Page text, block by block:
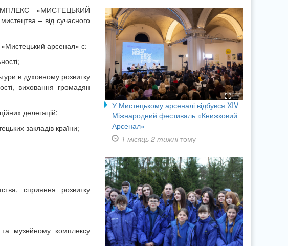
«МИСТЕЦЬКИЙ
– від сучасного
арсенал» є:
в духовному розвитку
виховання громадян
делегацій;
закладів країни;
сприяння розвитку
музейному комплексу
У Мистецькому арсеналі відбувся XIV
Міжнародний фестиваль «Книжковий
Арсенал»
1 місяць 2 тижнітому